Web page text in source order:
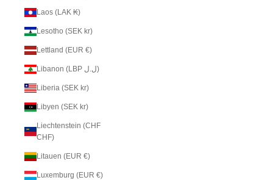
Laos (LAK ₭)
Lesotho (SEK kr)
Lettland (EUR €)
Libanon (LBP ل.ل)
Liberia (SEK kr)
Libyen (SEK kr)
Liechtenstein (CHF
CHF)
Litauen (EUR €)
Luxemburg (EUR €)